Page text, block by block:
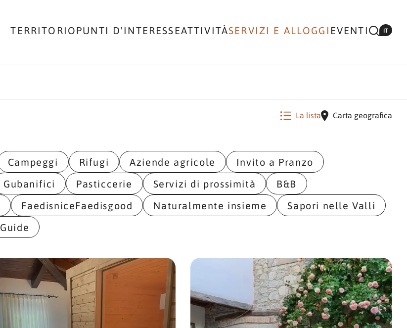
TERRITORIOPUNTI D'INTERESSEATTIVITÀSERVIZI E ALLOGGI EVENTI IT
La lista Carta geografica
Campeggi Rifugi Aziende agricole
Invito a Pranzo
Gubanifici Pasticcerie Servizi di prossimità
B&B
FaedisniceFaedisgood Naturalmente insieme
Sapori nelle Valli
Guide